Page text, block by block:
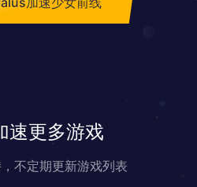
速更多游戏
不定期更新游戏列表